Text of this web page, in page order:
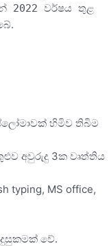
2022 වර්ෂය තුළ
හිමිව තිබිම
අවුරුදු 3ක වෘත්තිය
typing, MS office,
වේ.